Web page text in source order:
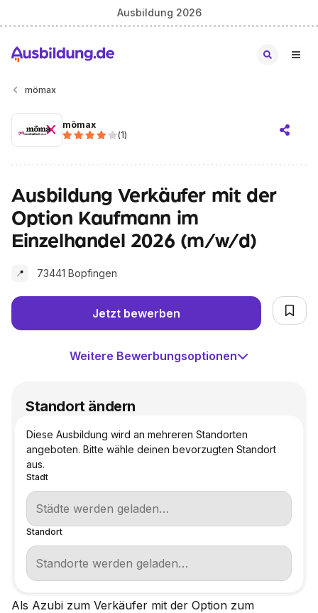
Ausbildung 2026
mömax
mömax
(1)
Ausbildung Verkäufer mit der
Option Kaufmann im
Einzelhandel 2026 (m/w/d)
📍 73441 Bopfingen
Jetzt bewerben
Weitere Bewerbungsoptionen
Als Azubi zum Verkäufer mit der Option zum
Standort ändern
Diese Ausbildung wird an mehreren Standorten
angeboten. Bitte wähle deinen bevorzugten Standort
aus.
Stadt
Standort